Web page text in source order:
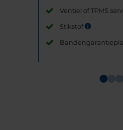
Ventiel of TPMS
Stikstof